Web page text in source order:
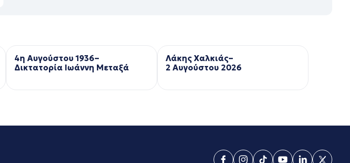
4η Αυγούστου 1936–
Δικτατορία Ιωάννη Μεταξά
Λάκης Χαλκιάς–
2 Αυγούστου 2026